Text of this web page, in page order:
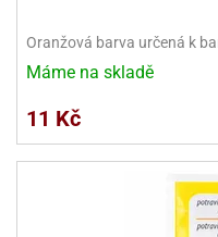
Oranžová barva určená k
Máme na skladě
11 Kč